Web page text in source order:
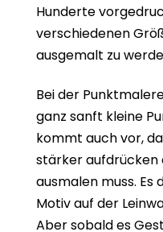
Hunderte
verschiedenen
ausgemalt zu
Bei der
ganz sanft kleine
kommt auch vor,
stärker aufdrücken
ausmalen muss. Es
Motiv auf der
Aber sobald es